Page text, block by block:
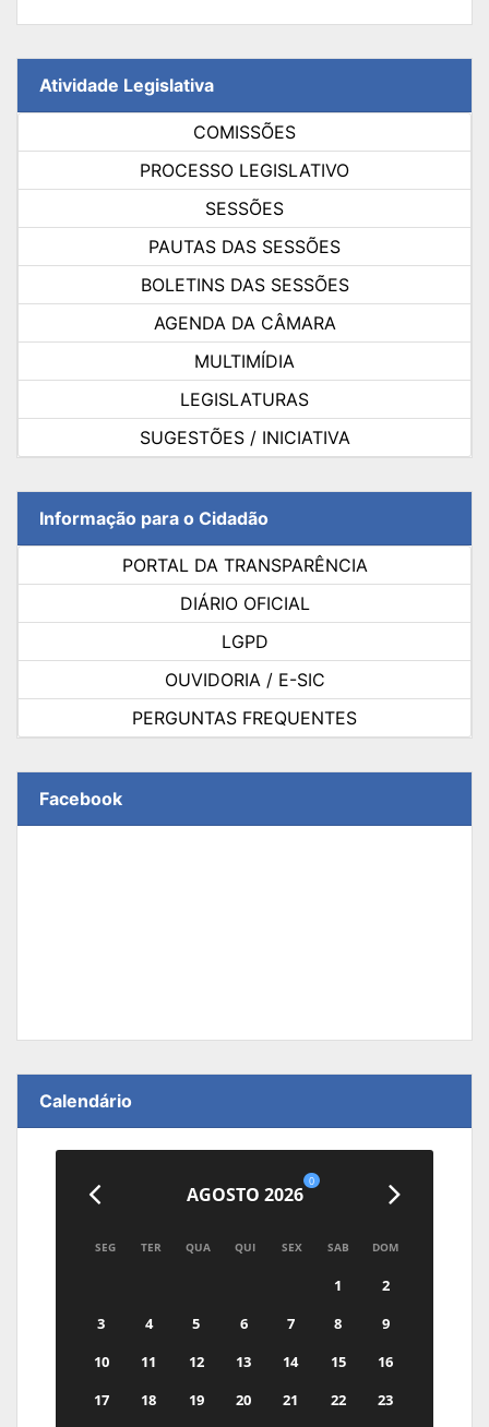
Atividade Legislativa
COMISSÕES
PROCESSO LEGISLATIVO
SESSÕES
PAUTAS DAS SESSÕES
BOLETINS DAS SESSÕES
AGENDA DA CÂMARA
MULTIMÍDIA
LEGISLATURAS
SUGESTÕES / INICIATIVA
Informação para o Cidadão
PORTAL DA TRANSPARÊNCIA
DIÁRIO OFICIAL
LGPD
OUVIDORIA / E-SIC
PERGUNTAS FREQUENTES
Facebook
Calendário
AGOSTO 2026
0
SEG TER QUA QUI SEX SAB DOM
1
2
3
4 5 6 7 8
9
10
11 12 13 14 15
16
17
18 19 20 21 22
23